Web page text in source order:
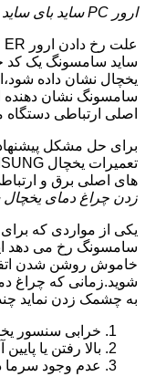
ارور PC ساید بای ساید سامسونگ
ساید سامسونگ یک کد
سامسونگ نشان
اصلی ارتباطی
برای حل مشکل
های اصلی برق و
زدن چراغ دمای
یکی از مواردی که
سامسونگ رخ می دهد
خاموش روشن شدن
شوید.زمانی که چراغ
به چشمک زدن نماید
خرابی سنسور
بالا رفتن یا
عدم وجود سرما